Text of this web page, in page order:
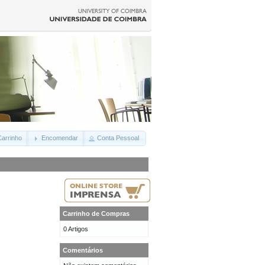
Encomendar Conta Pessoal
Carrinho de Compras
0 Artigos
Comentários